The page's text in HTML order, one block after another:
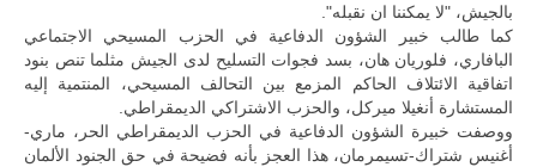
بالجيش، "لا يمكننا ان نقبله".
كما طالب خبير الشؤون الدفاعية في الحزب المسيحي الاجتماعي
البافاري، فلوريان هان، بسد فجوات التسليح لدى الجيش مثلما تنص بنود
اتفاقية الائتلاف الحاكم المزمع بين التحالف المسيحي، المنتمية إليه
المستشارة أنغيلا ميركل، والحزب الاشتراكي الديمقراطي.
ووصفت خبيرة الشؤون الدفاعية في الحزب الديمقراطي الحر، ماري-
أغنيس شتراك-تسيمرمان، هذا العجز بأنه فضيحة في حق الجنود الألمان